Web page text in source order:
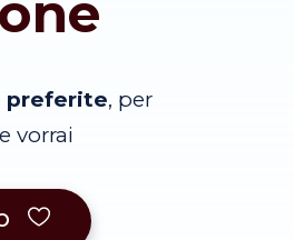
preferite, per
vorrai